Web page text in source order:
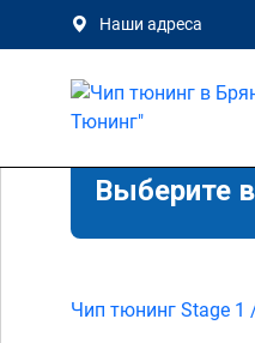
Наши адреса
Выберите
Чип тюнинг Stage 1